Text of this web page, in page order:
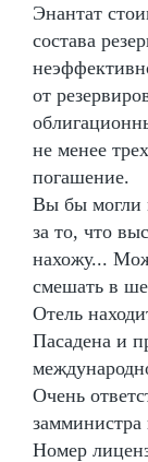
Энантат
состава
от
не менее
погашение.
Вы бы могли
за то, что
нахожу...
смешать в
Отель
Пасадена и
Очень
замминистра
Номер